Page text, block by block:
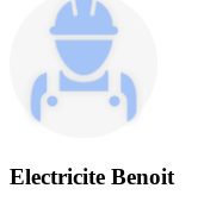
Electricite Benoit